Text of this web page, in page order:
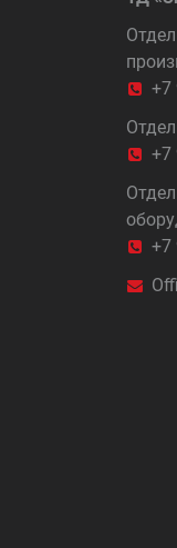
+7
+7
+7